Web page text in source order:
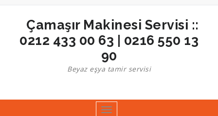
İçeriğe
Çamaşır Makinesi Servisi ::
0212 433 00 63 | 0216 550 13
90
Beyaz eşya tamir servisi
Toggle